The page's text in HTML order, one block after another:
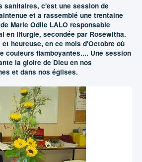
sanitaires, c'est une session de
et a rassemblé une trentaine
Marie Odile LALO responsable
en liturgie, secondée par Rosewitha.
heureuse, en ce mois d'Octobre où
couleurs flamboyantes.... Une session
la gloire de Dieu en nos
et dans nos églises.